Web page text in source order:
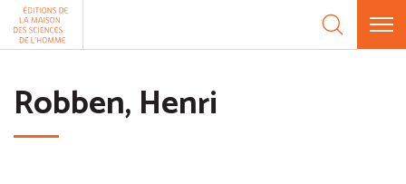
Aller au contenu
Robben, Henri
Panneau de gestion des cookies